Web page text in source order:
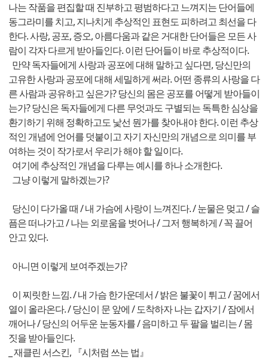
나는 작품을 편집할 때 진부하고 평범하다고 느껴지는 단어들에
동그라미를 치고, 지나치게 추상적인 표현도 피하려고 최선을 다
한다. 사랑, 공포, 증오, 아름다움과 같은 거대한 단어들은 모든 사
람이 각자 다르게 받아들인다. 이런 단어들이 바로 추상적이다.
만약 독자들에게 사랑과 공포에 대해 말하고 싶다면, 당신만의
고유한 사랑과 공포에 대해 세밀하게 써라. 어떤 종류의 사랑을 다
른 사람과 공유하고 싶은가? 당신의 몸은 공포를 어떻게 받아들이
는가? 당신은 독자들에게 다른 무엇과도 구별되는 독특한 심상을
환기하기 위해 정확하고도 낯선 뭔가를 찾아내야 한다. 이런 추상
적인 개념에 언어를 덧붙이고 자기 자신만의 개념으로 의미를 부
여하는 것이 작가로서 우리가 해야 할 일이다.
여기에 추상적인 개념을 다루는 예시를 하나 소개한다.
그냥 이렇게 말하겠는가?
당신이 다가올 때 / 내 가슴에 사랑이 느껴진다. / 눈물은 멎고 / 슬
픔은 떠나가고 / 나는 외로움을 벗어나 / 그저 행복하게 / 꼭 끌어
안고 있다.
아니면 이렇게 보여주겠는가?
이 찌릿한 느낌. / 내 가슴 한가운데서 / 밝은 불꽃이 튀고 / 꿈에서
열이 올라온다. / 당신이 문 앞에 / 도착하자 나는 갑자기 / 잠에서
깨어나 / 당신의 어두운 눈동자를 / 음미하고 두 팔을 벌리는 / 몸
짓을 받아들인다.
_ 재클린 서스킨, 『시처럼 쓰는 법』